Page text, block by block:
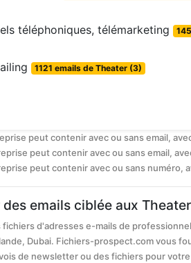
téléphoniques, télémarketing
1121 emails de Theater (3)
peut contenir avec ou sans email,
peut contenir avec ou sans email,
peut contenir avec ou sans numéro,
des emails ciblée aux
d'adresses e-mails de
Dubai. Fichiers-prospect.com vous
de newsletter ou des fichiers pour